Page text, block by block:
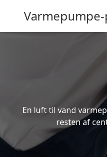
En luft til vand
resten af